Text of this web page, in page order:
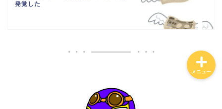
発覚した
メニュー
投資